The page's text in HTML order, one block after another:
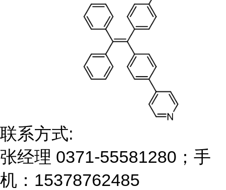
联系方式:
张经理 0371-55581280；手
机：15378762485